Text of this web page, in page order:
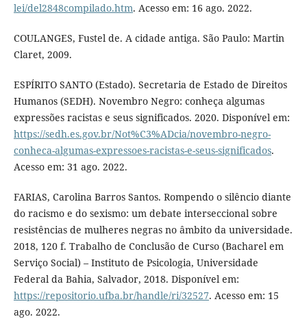
lei/del2848compilado.htm. Acesso em: 16 ago. 2022.
COULANGES, Fustel de. A cidade antiga. São Paulo: Martin
Claret, 2009.
ESPÍRITO SANTO (Estado). Secretaria de Estado de Direitos
Humanos (SEDH). Novembro Negro: conheça algumas
expressões racistas e seus significados. 2020. Disponível em:
https://sedh.es.gov.br/Not%C3%ADcia/novembro-negro-
conheca-algumas-expressoes-racistas-e-seus-significados.
Acesso em: 31 ago. 2022.
FARIAS, Carolina Barros Santos. Rompendo o silêncio diante
do racismo e do sexismo: um debate interseccional sobre
resistências de mulheres negras no âmbito da universidade.
2018, 120 f. Trabalho de Conclusão de Curso (Bacharel em
Serviço Social) – Instituto de Psicologia, Universidade
Federal da Bahia, Salvador, 2018. Disponível em:
https://repositorio.ufba.br/handle/ri/32527. Acesso em: 15
ago. 2022.